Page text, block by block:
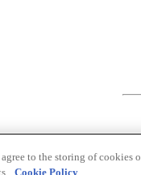
to the storing of cookies
Cookie Policy